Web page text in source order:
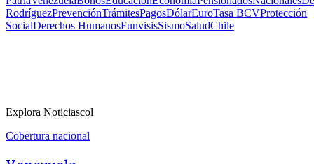
RodríguezPrevenciónTrámitesPagosDólarEuroTasa BCVProtección
SocialDerechos HumanosFunvisisSismoSaludChile
Explora Noticiascol
Cobertura nacional